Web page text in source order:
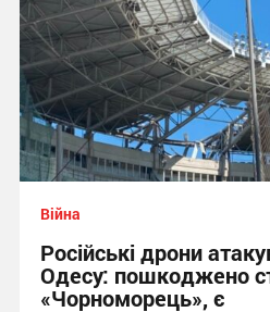
Війна
Російські дрони
Одесу: пошкоджено
«Чорноморець», є